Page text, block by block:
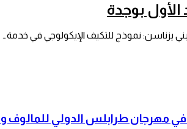
بوجدة
يزناسن: نموذج للتكيف الإيكولوجي في خدمة…
في مهرجان طرابلس الدولي